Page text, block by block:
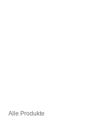
Alle Produkte